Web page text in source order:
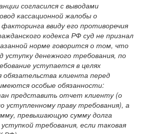
согласился с выводами
кассационной жалобы о
ввиду его противоречия
кодекса РФ суд не признал
норме говорится о том, что
уступку денежного требования, по
уступается в целях
обязательства клиента перед
особые обязанности:
представить отчет клиенту (о
уступленному праву требования), а
превышающую сумму долга
требования, если таковая